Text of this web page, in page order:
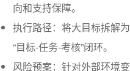
向和支持保障。
执行路径：将大目标拆解
“目标-任务-考核”闭环。
风险预案：针对外部环境